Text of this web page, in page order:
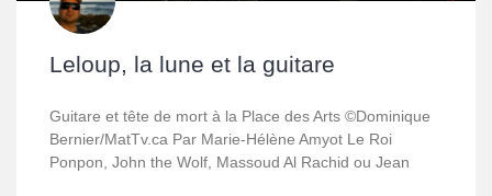
Leloup, la lune et la guitare
Guitare et tête de mort à la Place des Arts ©Dominique
Bernier/MatTv.ca Par Marie-Hélène Amyot Le Roi
Ponpon, John the Wolf, Massoud Al Rachid ou Jean